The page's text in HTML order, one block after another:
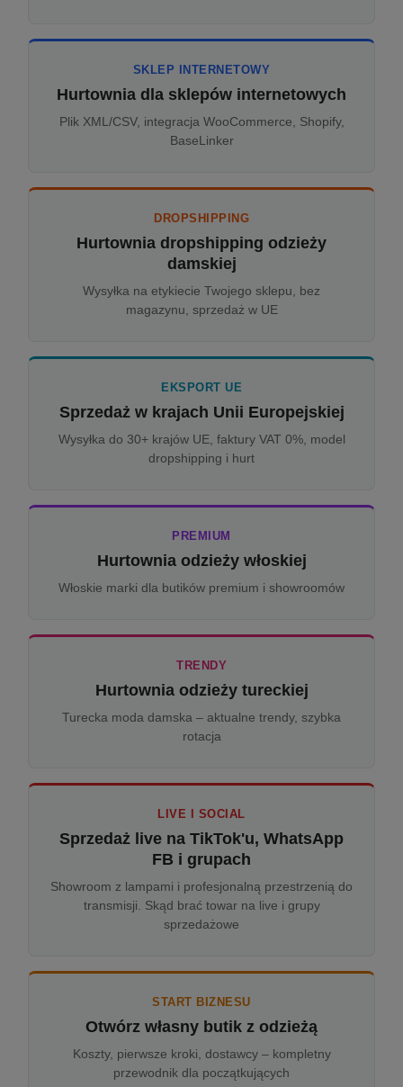
SKLEP INTERNETOWY
Hurtownia dla sklepów internetowych
Plik XML/CSV, integracja WooCommerce, Shopify,
BaseLinker
DROPSHIPPING
Hurtownia dropshipping odzieży
damskiej
Wysyłka na etykiecie Twojego sklepu, bez
magazynu, sprzedaż w UE
EKSPORT UE
Sprzedaż w krajach Unii Europejskiej
Wysyłka do 30+ krajów UE, faktury VAT 0%, model
dropshipping i hurt
PREMIUM
Hurtownia odzieży włoskiej
Włoskie marki dla butików premium i showroomów
TRENDY
Hurtownia odzieży tureckiej
Turecka moda damska – aktualne trendy, szybka
rotacja
LIVE I SOCIAL
Sprzedaż live na TikTok'u, WhatsApp
FB i grupach
Showroom z lampami i profesjonalną przestrzenią do
transmisji. Skąd brać towar na live i grupy
sprzedażowe
START BIZNESU
Otwórz własny butik z odzieżą
Koszty, pierwsze kroki, dostawcy – kompletny
przewodnik dla początkujących